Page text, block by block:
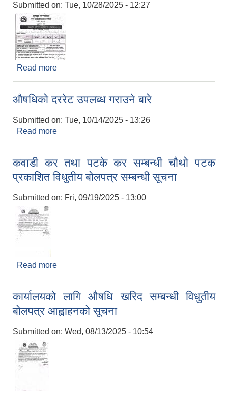
Submitted on: Tue, 10/28/2025 - 12:27
Read more
औषधिको दररेट उपलब्ध गराउने बारे
Submitted on: Tue, 10/14/2025 - 13:26
Read more
कवाडी कर तथा पटके कर सम्बन्धी चौथो पटक
प्रकाशित विधुतीय बोलपत्र सम्बन्धी सूचना
Submitted on: Fri, 09/19/2025 - 13:00
Read more
कार्यालयको लागि औषधि खरिद सम्बन्धी विधुतीय
बोलपत्र आह्वाहनको सूचना
Submitted on: Wed, 08/13/2025 - 10:54